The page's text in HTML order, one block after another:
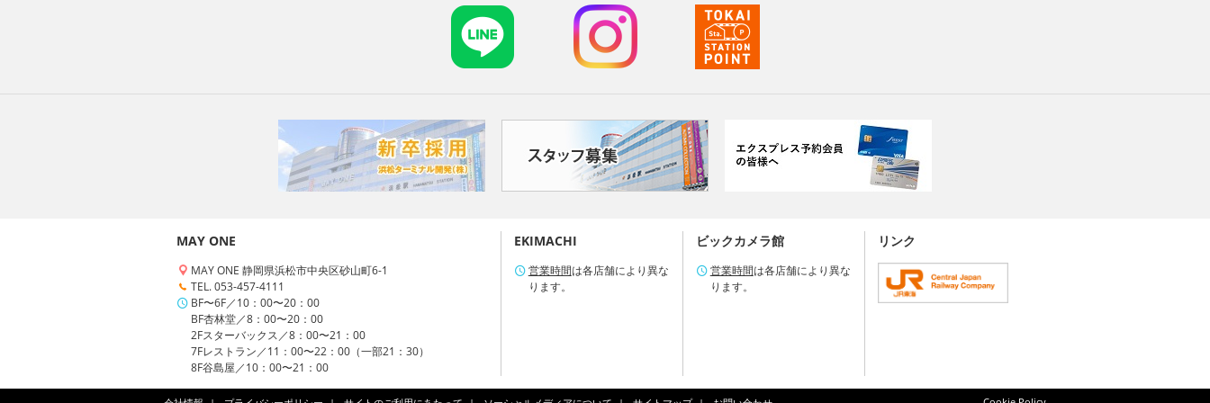
MAY ONE
MAY ONE 静岡県浜松市中央区砂山町6-1
TEL. 053-457-4111
BF〜6F／10：00〜20：00
BF杏林堂／8：00〜20：00
2Fスターバックス／8：00〜21：00
7Fレストラン／11：00〜22：00（一部21：30）
8F谷島屋／10：00〜21：00
EKIMACHI
営業時間は各店舗により異な
ります。
ビックカメラ館
営業時間は各店舗により異な
ります。
リンク